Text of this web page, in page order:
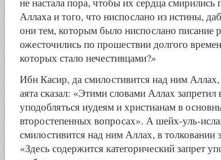
Аллаха и того, что ниспослано из истины,
они тем, которым было ниспослано писание
ожесточились по прошествии долгого
которых стало нечестивцами?»
Ибн Касир, да смилостивится над ним Аллах,
аята сказал: «Этими словами Аллах
уподобляться иудеям и христианам в
второстепенных вопросах». А шейх-уль-
смилостивится над ним Аллах, в толковании
«Здесь содержится категорический запрет